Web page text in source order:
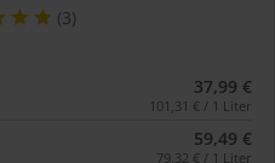
(3)
37,99 €
101,31 € / 1 Liter
59,49 €
79,32 € / 1 Liter